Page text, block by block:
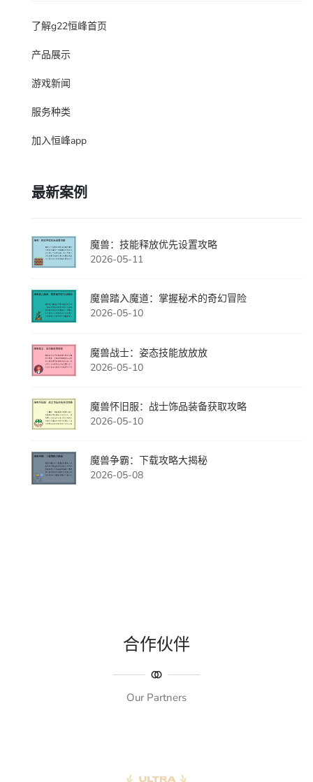
了解g22恒峰首页
产品展示
游戏新闻
服务种类
加入恒峰app
最新案例
魔兽：技能释放优先设置攻略
2026-05-11
魔兽踏入魔道：掌握秘术的奇幻冒险
2026-05-10
魔兽战士：姿态技能放放放
2026-05-10
魔兽怀旧服：战士饰品装备获取攻略
2026-05-10
魔兽争霸：下载攻略大揭秘
2026-05-08
合作伙伴
Our Partners